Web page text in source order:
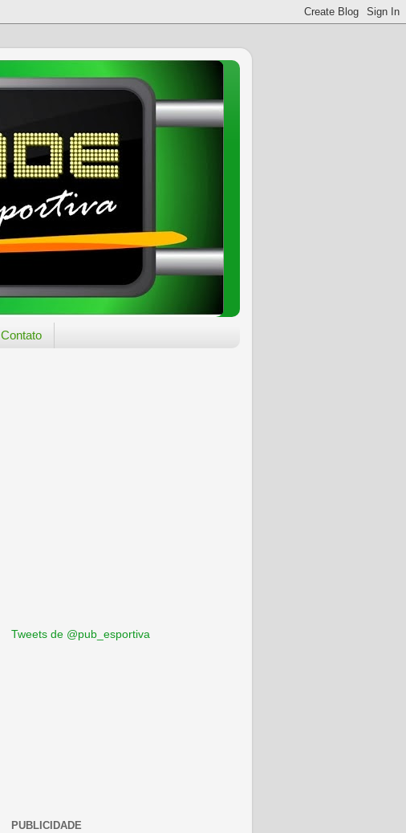
Contato
Tweets de @pub_esportiva
PUBLICIDADE